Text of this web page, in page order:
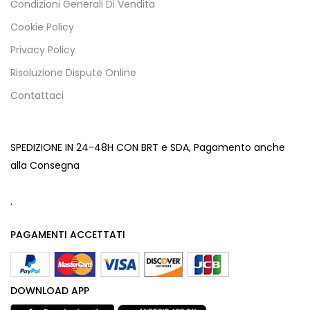
Condizioni Generali Di Vendita
Cookie Policy
Privacy Policy
Risoluzione Dispute Online
Contattaci
SPEDIZIONE IN 24-48H CON BRT e SDA, Pagamento anche
alla Consegna
.
PAGAMENTI ACCETTATI
DOWNLOAD APP